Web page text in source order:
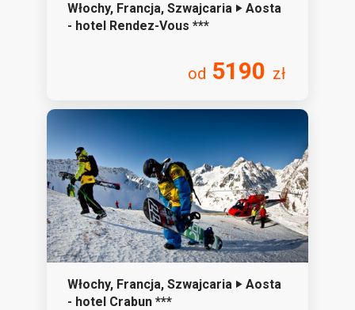
Włochy, Francja, Szwajcaria ‣ Aosta
- hotel Rendez-Vous ***
od 5190 zł
Włochy, Francja, Szwajcaria ‣ Aosta
- hotel Crabun ***